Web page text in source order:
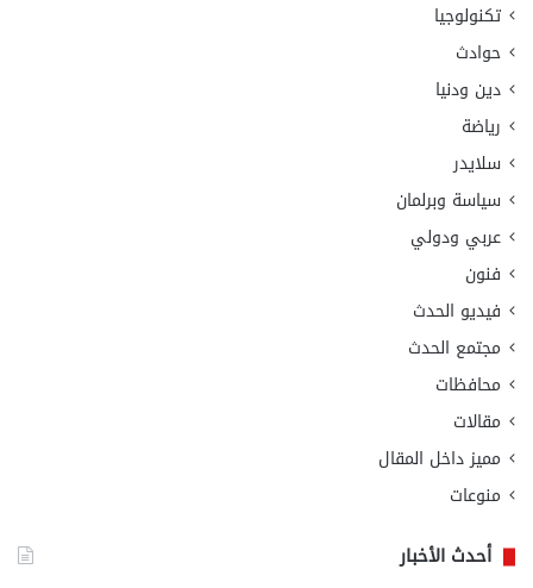
تكنولوجيا
حوادث
دين ودنيا
رياضة
سلايدر
سياسة وبرلمان
عربي ودولي
فنون
فيديو الحدث
مجتمع الحدث
محافظات
مقالات
مميز داخل المقال
منوعات
أحدث الأخبار